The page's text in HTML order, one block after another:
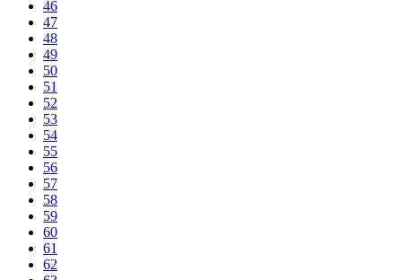
46
47
48
49
50
51
52
53
54
55
56
57
58
59
60
61
62